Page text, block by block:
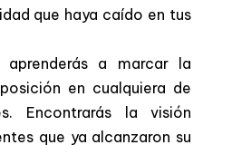
que haya caído en tus
aprenderás a marcar la
en cualquiera de
Encontrarás la visión
que ya alcanzaron su